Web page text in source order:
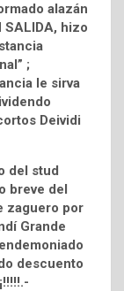
alazán
hizo
;
le sirva
Deividi
del stud
breve del
zaguero por
Grande
descuento